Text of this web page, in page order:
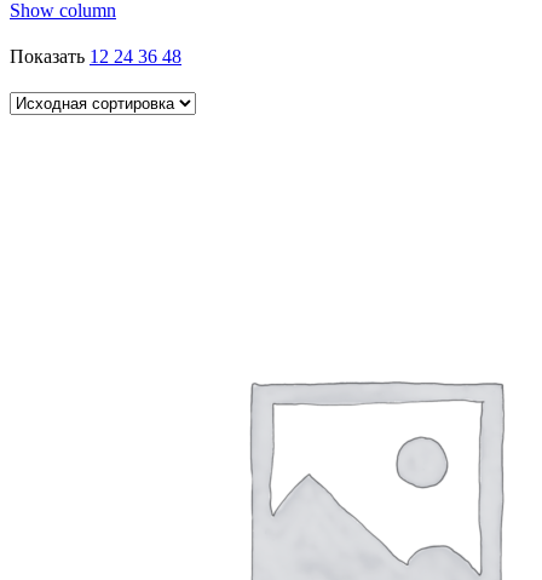
Show column
Показать 12 24 36 48